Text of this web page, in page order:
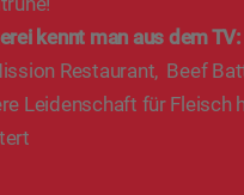
kennt man aus dem TV:
Restaurant, Beef
Leidenschaft für Fleisch